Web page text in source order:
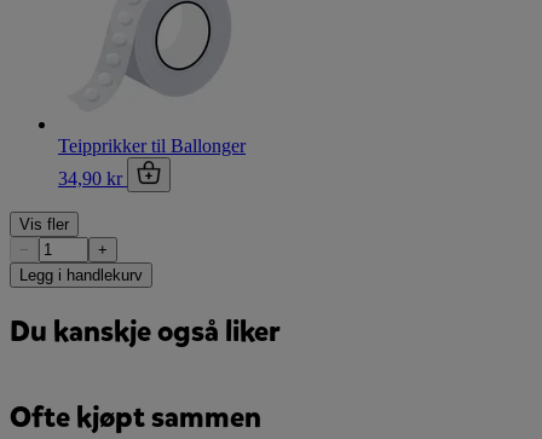
Teipprikker til Ballonger
34,90 kr
Vis fler
−
+
Legg i handlekurv
Du kanskje også liker
Ofte kjøpt sammen